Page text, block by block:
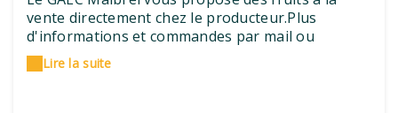
vente directement chez le producteur.Plus
d'informations et commandes par mail ou
téléphone.
Lire la suite